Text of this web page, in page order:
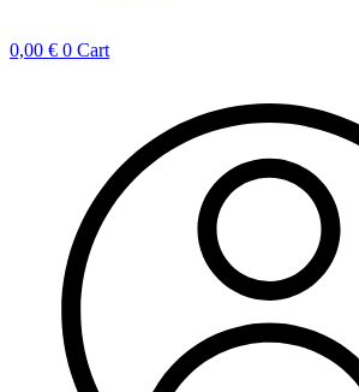
0,00 € 0 Cart